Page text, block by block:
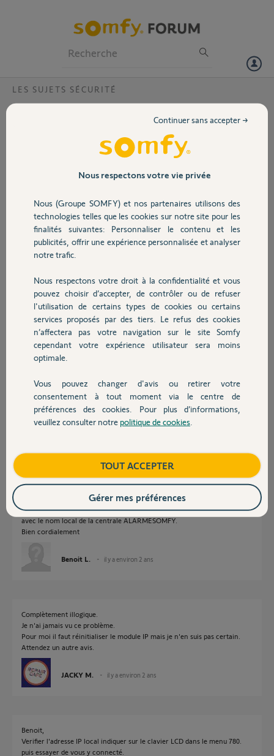
Volet
Sécurité
Domotique
Chauffage
Autres produits
Devis avec un pro
Contact
LES SUJETS SÉCURITÉ
Probleme connection à distance
Je n'ai plus accès à distance à mon alarme Protexial. Il semble que
mon compte xxxxx.alarmesomfy.net ne soit plus accessible.
Au regard des réponses vues sur le forum pourriez vous svp faire le
nécessaire et m'indiquer la marche à suivre ?
Merci par avance.
Benoit L.
il y a environ 2 ans
Réponses
Bonjour Benoit
Le compte Somfy ne sert qu'a avoir un nom de domaine à la place de
Pouvez vous vous connecter en local en cliquant sur le lien suivant
http://alarmesomfy
Bonsoir et Merci Jacky,
Non je n’arrive pas à me connecter en local sur lehttp://alarmesomfy/
Néanmoins j’arrive à me connecter en local via l’appli Somfy Alarme
avec le nom local de la centrale ALARMESOMFY.
Bien cordialement
Benoit L. il y a environ 2 ans
Complètement illogique.
Je n'ai jamais vu ce problème.
Pour moi il faut réinitialiser le module IP mais je n'en suis pas certain.
Attendez un autre avis.
JACKY M. il y a environ 2 ans
Benoit,
Verifier l'adresse IP local indiquer sur le clavier LCD dans le menu 780.
puis essayer de vous y connecté.
Nous respectons votre vie privée
Nous (Groupe SOMFY) et nos partenaires utilisons des
technologies telles que les cookies sur notre site pour les
finalités suivantes: Personnaliser le contenu et les
publicités, offrir une expérience personnalisée et analyser
notre trafic.
Nous respectons votre droit à la confidentialité et vous
pouvez choisir d’accepter, de contrôler ou de refuser
l'utilisation de certains types de cookies ou certains
services proposés par des tiers. Le refus des cookies
n’affectera pas votre navigation sur le site Somfy
cependant votre expérience utilisateur sera moins
optimale.
Vous pouvez changer d'avis ou retirer votre
consentement à tout moment via le centre de
préférences des cookies. Pour plus d’informations,
veuillez consulter notre politique de cookies
Continuer sans accepter →
TOUT ACCEPTER
Gérer mes préférences